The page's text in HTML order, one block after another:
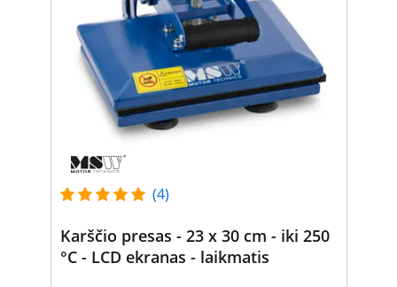
(4)
Karščio presas - 23 x 30 cm - iki 250
°C - LCD ekranas - laikmatis